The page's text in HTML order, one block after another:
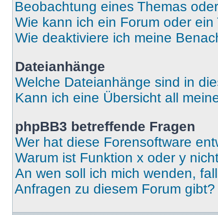
Beobachtung eines Themas
Wie kann ich ein Forum oder
Wie deaktiviere ich meine
Dateianhänge
Welche Dateianhänge sind in
Kann ich eine Übersicht all
phpBB3 betreffende Fragen
Wer hat diese Forensoftware
Warum ist Funktion x oder y
An wen soll ich mich wenden,
Anfragen zu diesem Forum gibt?